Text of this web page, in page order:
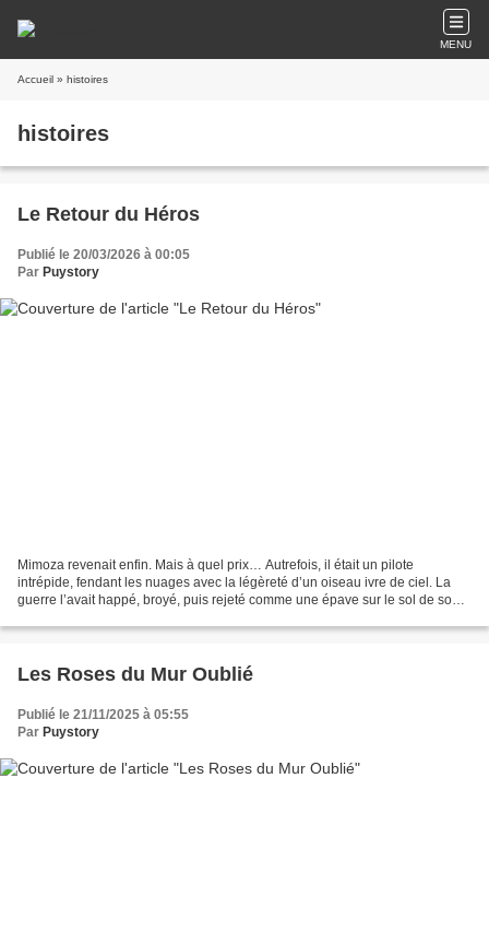
MENU
Accueil » histoires
histoires
Le Retour du Héros
Publié le 20/03/2026 à 00:05
Par Puystory
Mimoza revenait enfin. Mais à quel prix… Autrefois, il était un pilote
intrépide, fendant les nuages avec la légèreté d’un oiseau ivre de ciel. La
guerre l’avait happé, broyé, puis rejeté comme une épave sur le sol de son
Les Roses du Mur Oublié
Publié le 21/11/2025 à 05:55
Par Puystory